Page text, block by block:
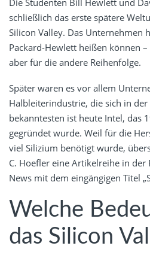
schließlich das erste spätere
Silicon Valley. Das Unternehmen
Packard-Hewlett heißen können
aber für die andere Reihenfolge.
Später waren es vor allem
Halbleiterindustrie, die sich in
bekanntesten ist heute Intel, das
gegründet wurde. Weil für die
viel Silizium benötigt wurde,
C. Hoefler eine Artikelreihe in der
News mit dem eingängigen Titel
Welche
das Silicon